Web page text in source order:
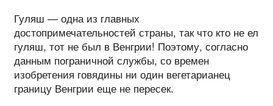
Гуляш — одна из главных
достопримечательностей страны, так что кто не ел
гуляш, тот не был в Венгрии! Поэтому, согласно
данным пограничной службы, со времен
изобретения говядины ни один вегетарианец
границу Венгрии еще не пересек.